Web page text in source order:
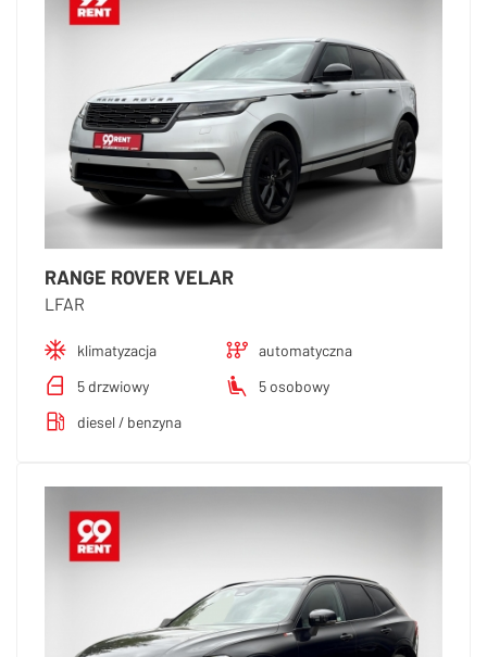
RANGE ROVER VELAR
LFAR
klimatyzacja
automatyczna
5 drzwiowy
5 osobowy
diesel / benzyna